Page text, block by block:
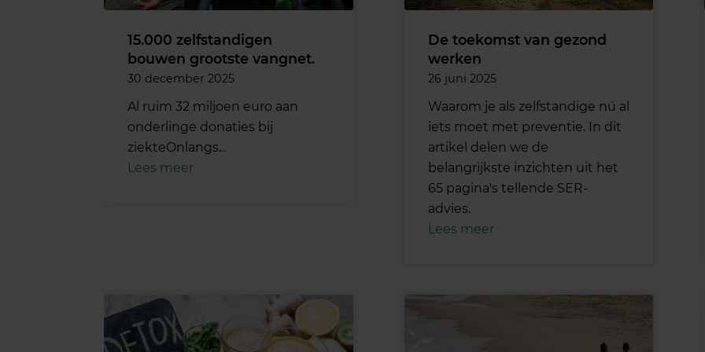
15.000 zelfstandigen
bouwen grootste vangnet.
30 december 2025
Al ruim 32 miljoen euro aan
onderlinge donaties bij
ziekteOnlangs…
Lees meer
De toekomst van gezond
werken
26 juni 2025
Waarom je als zelfstandige nú al
iets moet met preventie. In dit
artikel delen we de
belangrijkste inzichten uit het
65 pagina's tellende SER-
advies.
Lees meer